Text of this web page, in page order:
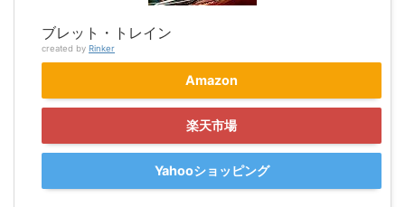
ブレット・トレイン
created by Rinker
Amazon
楽天市場
Yahooショッピング